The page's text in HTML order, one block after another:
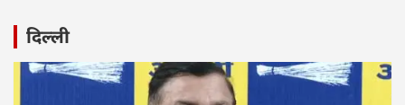
दिल्ली